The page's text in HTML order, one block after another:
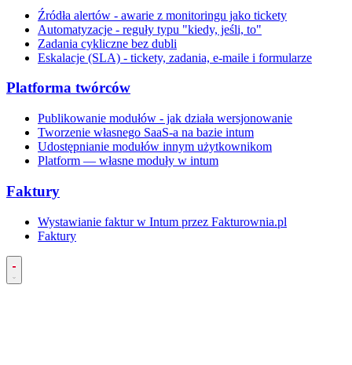
Źródła alertów - awarie z monitoringu jako tickety
Automatyzacje - reguły typu "kiedy, jeśli, to"
Zadania cykliczne bez dubli
Eskalacje (SLA) - tickety, zadania, e-maile i formularze
Platforma twórców
Publikowanie modułów - jak działa wersjonowanie
Tworzenie własnego SaaS-a na bazie intum
Udostępnianie modułów innym użytkownikom
Platform — własne moduły w intum
Faktury
Wystawianie faktur w Intum przez Fakturownia.pl
Faktury